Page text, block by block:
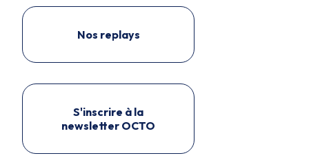
Nos replays
S'inscrire à la
newsletter OCTO